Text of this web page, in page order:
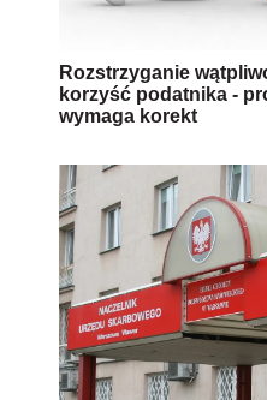
Rozstrzyganie
korzyść podatnika -
wymaga korekt